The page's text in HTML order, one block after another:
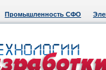
Промышленность СФО